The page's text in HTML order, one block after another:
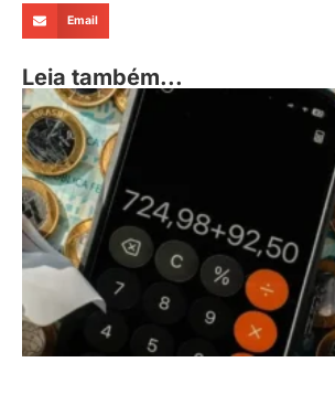
Email
Leia também...